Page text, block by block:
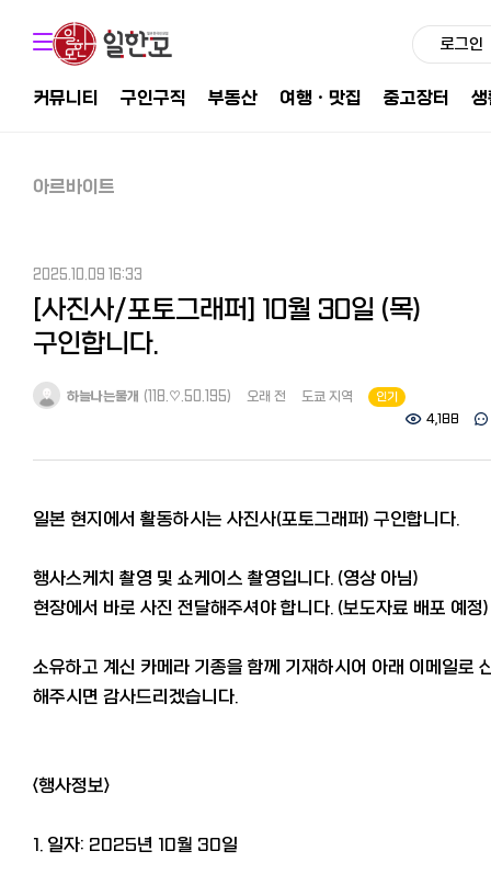
로그인
커뮤니티 구인구직 부동산 여행ㆍ맛집 중고장터
아르바이트
2025.10.09 16:33
[사진사/포토그래퍼] 10월 30일 (목)
구인합니다.
하늘나는물개 (118.♡.50.195) 오래 전 도쿄 지역
인기
4,188
일본 현지에서 활동하시는 사진사(포토그래퍼) 구인합니다.
행사스케치 촬영 및 쇼케이스 촬영입니다. (영상 아님)
현장에서 바로 사진 전달해주셔야 합니다. (보도자료 배포 예정)
소유하고 계신 카메라 기종을 함께 기재하시어 아래 이메일로
해주시면 감사드리겠습니다.
<행사정보>
1. 일자: 2025년 10월 30일